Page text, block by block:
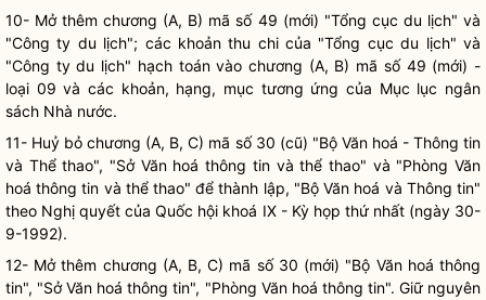
10- Mở thêm chương (A, B) mã số 49 (mới) "Tổng cục du lịch" và
"Công ty du lịch"; các khoản thu chi của "Tổng cục du lịch" và
"Công ty du lịch" hạch toán vào chương (A, B) mã số 49 (mới) -
loại 09 và các khoản, hạng, mục tương ứng của Mục lục ngân
sách Nhà nước.
11- Huỷ bỏ chương (A, B, C) mã số 30 (cũ) "Bộ Văn hoá - Thông tin
và Thể thao", "Sở Văn hoá thông tin và thể thao" và "Phòng Văn
hoá thông tin và thể thao" để thành lập, "Bộ Văn hoá và Thông tin"
theo Nghị quyết củaQuốc hội khoá IX - Kỳ họp thứ nhất (ngày 30-
9-1992).
12- Mở thêm chương (A, B, C) mã số 30 (mới) "Bộ Văn hoá thông
tin", "Sở Văn hoá thông tin", "Phòng Văn hoá thông tin". Giữ nguyên